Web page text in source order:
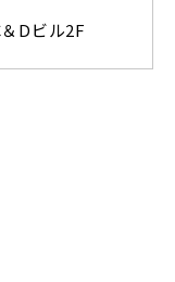
Dビル2F